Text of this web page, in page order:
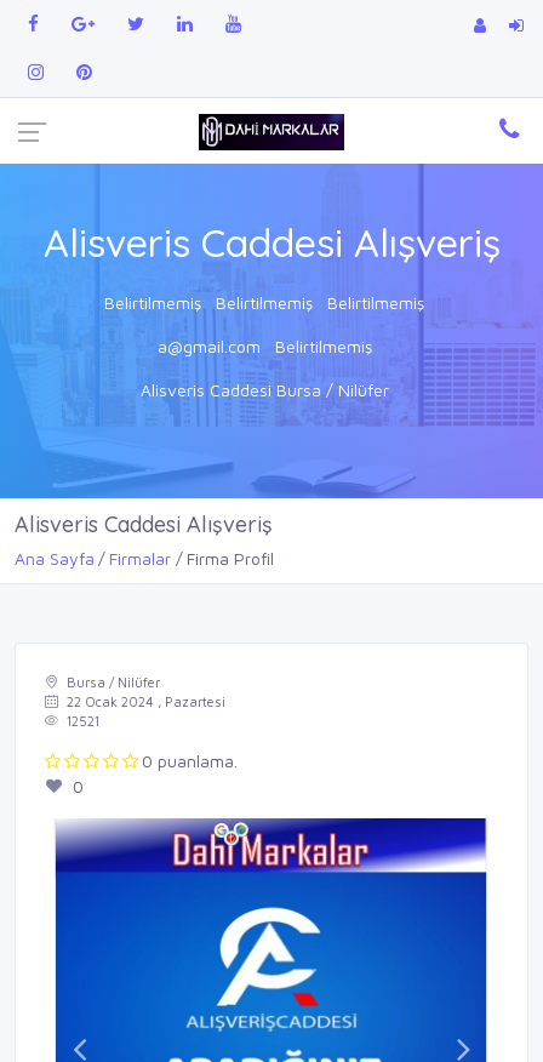
Alisveris Caddesi Alışveriş
Belirtilmemiş Belirtilmemiş Belirtilmemiş
a@gmail.com Belirtilmemiş
Alisveris Caddesi Bursa / Nilüfer
Alisveris Caddesi Alışveriş
Ana Sayfa Firmalar Firma Profil
Bursa / Nilüfer
22 Ocak 2024 , Pazartesi
12521
0 puanlama.
0